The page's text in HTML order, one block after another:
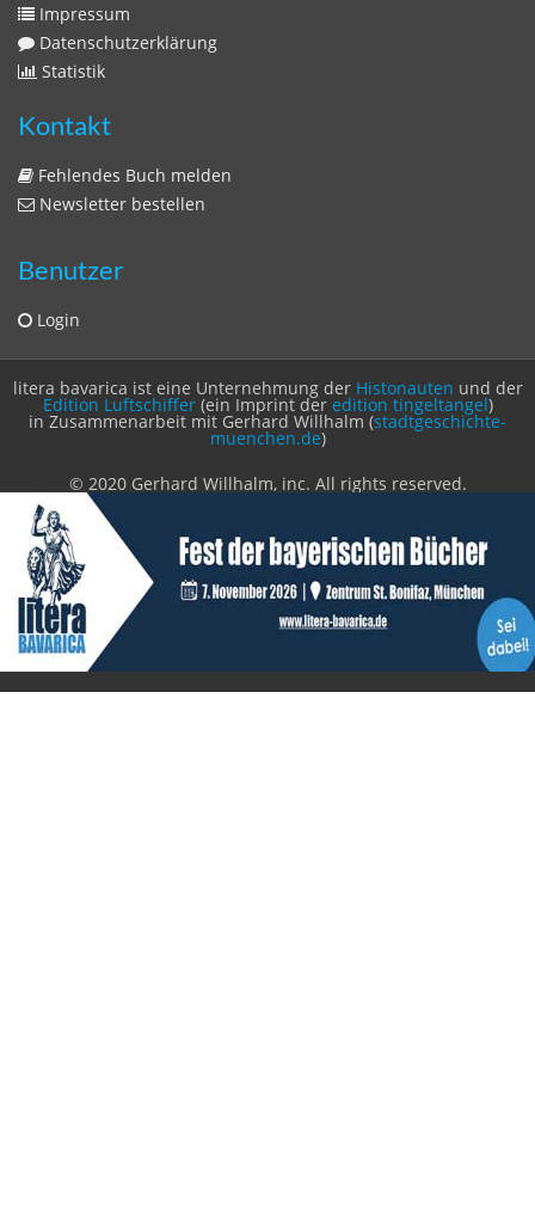
Impressum
Datenschutzerklärung
Statistik
Kontakt
Fehlendes Buch melden
Newsletter bestellen
Benutzer
Login
litera bavarica ist eine Unternehmung der Histonauten und der
Edition Luftschiffer(ein Imprint der edition tingeltangel)
in Zusammenarbeit mit Gerhard Willhalm (stadtgeschichte-
muenchen.de)
© 2020 Gerhard Willhalm, inc. All rights reserved.